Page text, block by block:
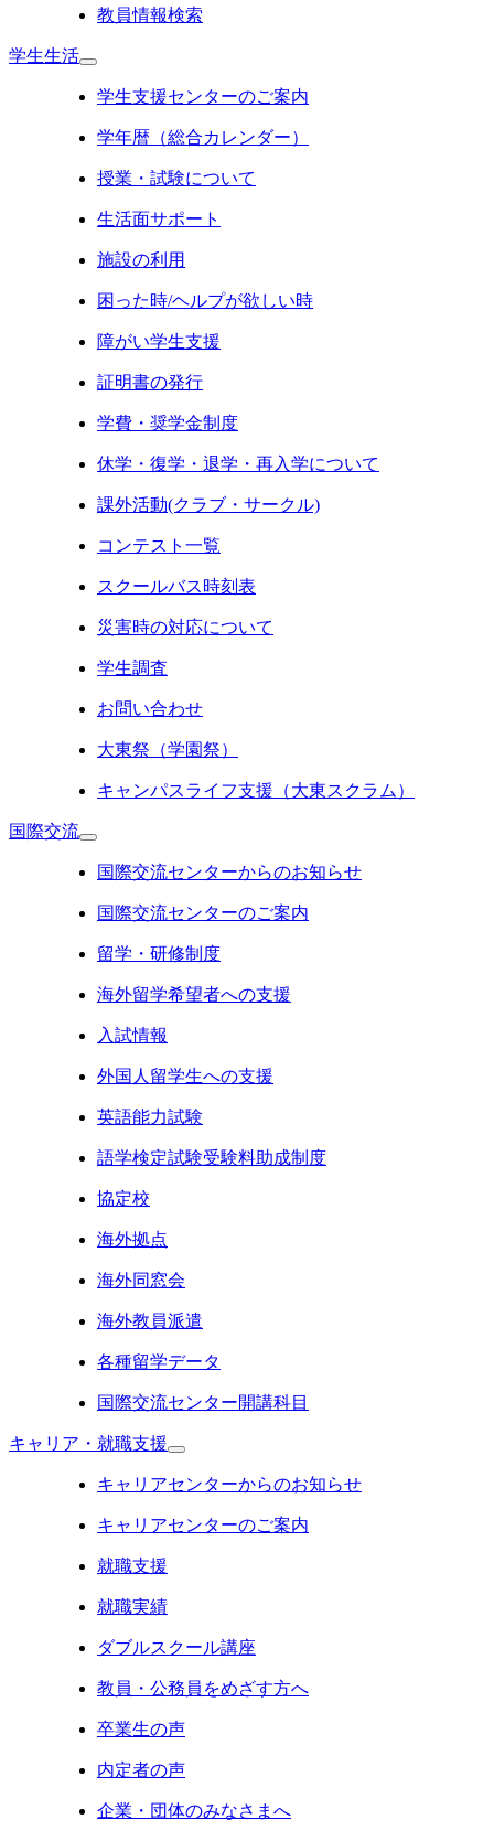
教員情報検索
学生生活
学生支援センターのご案内
学年暦（総合カレンダー）
授業・試験について
生活面サポート
施設の利用
困った時/ヘルプが欲しい時
障がい学生支援
証明書の発行
学費・奨学金制度
休学・復学・退学・再入学について
課外活動(クラブ・サークル)
コンテスト一覧
スクールバス時刻表
災害時の対応について
学生調査
お問い合わせ
大東祭（学園祭）
キャンパスライフ支援（大東スクラム）
国際交流
国際交流センターからのお知らせ
国際交流センターのご案内
留学・研修制度
海外留学希望者への支援
入試情報
外国人留学生への支援
英語能力試験
語学検定試験受験料助成制度
協定校
海外拠点
海外同窓会
海外教員派遣
各種留学データ
国際交流センター開講科目
キャリア・就職支援
キャリアセンターからのお知らせ
キャリアセンターのご案内
就職支援
就職実績
ダブルスクール講座
教員・公務員をめざす方へ
卒業生の声
内定者の声
企業・団体のみなさまへ